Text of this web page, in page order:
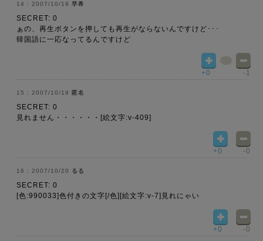
2007/10/19 早希
SECRET: 0
ぁの、再生ボタンを押しても再生がならないんですけど･･･
韓国語に一応なってるんですけど
+0 -1
2007/10/19 匿名
SECRET: 0
見れません・・・・・・[絵文字:v-409]
+0 -0
2007/10/20 るる
SECRET: 0
[色:990033]色付きの文字[/色][絵文字:v-7]見れにゃい
+0 -0